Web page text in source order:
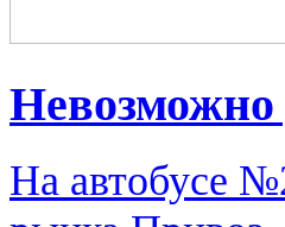
Невозможно
На автобусе